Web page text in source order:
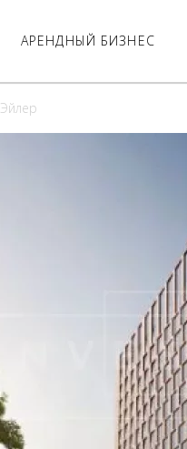
АРЕНДНЫЙ БИЗНЕС
Эйлер